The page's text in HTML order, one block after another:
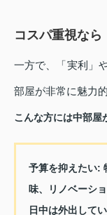
コスパ重視な
一方で、「実利」
部屋が非常に魅力
こんな方には中部屋
予算を抑えたい:
味、リノベーシ
日中は外出して